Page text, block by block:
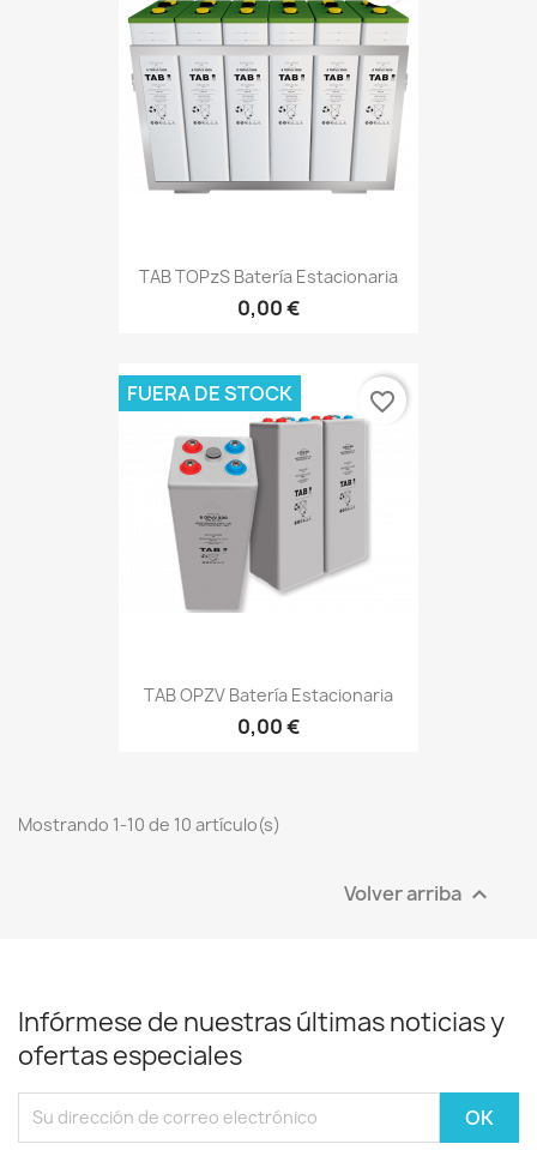
TAB TOPzS Batería Estacionaria
0,00 €
TAB OPZV Batería Estacionaria
0,00 €
FUERA DE STOCK favorite_border
Mostrando 1-10 de 10 artículo(s)
Volver arriba 
Infórmese de nuestras últimas noticias y
ofertas especiales